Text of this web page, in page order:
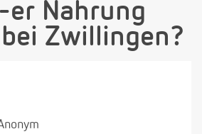
er Nahrung
bei Zwillingen?